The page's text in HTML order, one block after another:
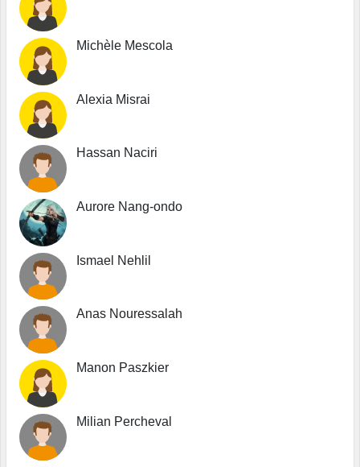
Michèle Mescola
Alexia Misrai
Hassan Naciri
Aurore Nang-ondo
Ismael Nehlil
Anas Nouressalah
Manon Paszkier
Milian Percheval